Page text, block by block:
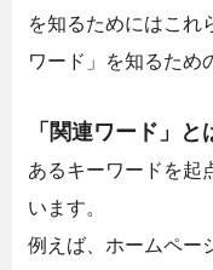
を知るためにはこれ
ワード」を知るため
「関連ワード」と
あるキーワードを起
います。
例えば、ホームペー